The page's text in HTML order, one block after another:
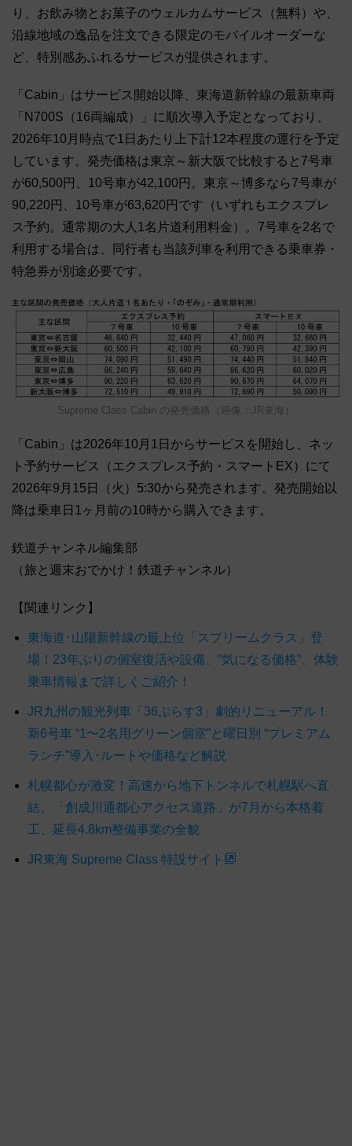
り、お飲み物とお菓子のウェルカムサービス（無料）や、
沿線地域の逸品を注文できる限定のモバイルオーダーな
ど、特別感あふれるサービスが提供されます。
「Cabin」はサービス開始以降、東海道新幹線の最新車両
「N700S（16両編成）」に順次導入予定となっており、
2026年10月時点で1日あたり上下計12本程度の運行を予定
しています。発売価格は東京～新大阪で比較すると7号車
が60,500円、10号車が42,100円。東京～博多なら7号車が
90,220円、10号車が63,620円です（いずれもエクスプレ
ス予約。通常期の大人1名片道利用料金）。7号車を2名で
利用する場合は、同行者も当該列車を利用できる乗車券・
特急券が別途必要です。
Supreme Class Cabin の発売価格（画像：JR東海）
「Cabin」は2026年10月1日からサービスを開始し、ネッ
ト予約サービス（エクスプレス予約・スマートEX）にて
2026年9月15日（火）5:30から発売されます。発売開始以
降は乗車日1ヶ月前の10時から購入できます。
鉄道チャンネル編集部
（旅と週末おでかけ！鉄道チャンネル）
【関連リンク】
東海道･山陽新幹線の最上位「スプリームクラス」登
場！23年ぶりの個室復活や設備、”気になる価格”、体験
乗車情報まで詳しくご紹介！
JR九州の観光列車「36ぷらす3」劇的リニューアル！
新6号車 “1〜2名用グリーン個室”と曜日別 “プレミアム
ランチ”導入･ルートや価格など解説
札幌都心が激変！高速から地下トンネルで札幌駅へ直
結、「創成川通都心アクセス道路」が7月から本格着
工、延長4.8km整備事業の全貌
JR東海 Supreme Class 特設サイト